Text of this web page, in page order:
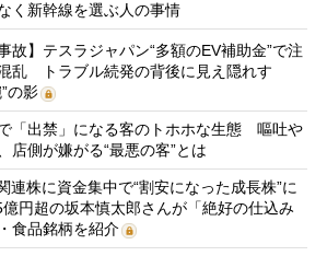
く新幹線を選ぶ人の事情
故】テスラジャパン“多額のEV補助金”で注
乱 トラブル続発の背後に見え隠れす
の影
「出禁」になる客のトホホな生態 嘔吐や
店側が嫌がる“最悪の客”とは
連株に資金集中で“割安になった成長株”に
円超の坂本慎太郎さんが「絶好の仕込み
食品銘柄を紹介